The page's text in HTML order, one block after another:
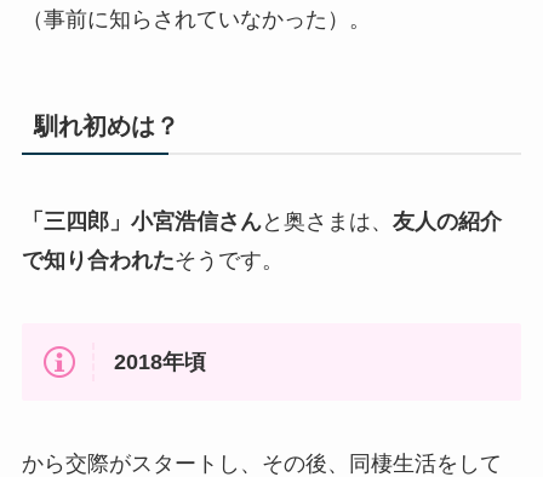
（事前に知らされていなかった）。
馴れ初めは？
「三四郎」小宮浩信さんと奥さまは、 友人の紹介
で知り合われたそうです。
2018年頃
から交際がスタートし、その後、同棲生活をして